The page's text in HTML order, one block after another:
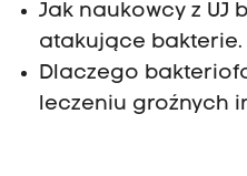
Jak naukowcy z UJ
atakujące bakterie.
Dlaczego
leczeniu groźnych